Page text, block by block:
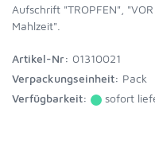
Aufschrift "TROPFEN",
Mahlzeit".
Artikel-Nr: 01310021
Verpackungseinheit: Pack
Verfügbarkeit:
sofort